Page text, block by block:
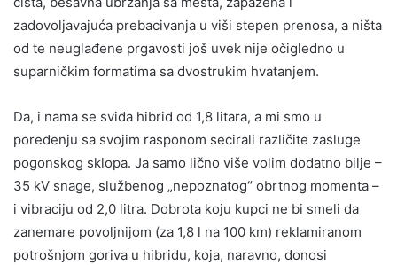
zadovoljavajuća prebacivanja u viši stepen prenosa, a ništa
od te neuglađene prgavosti još uvek nije očigledno u
suparničkim formatima sa dvostrukim hvatanjem.
Da, i nama se sviđa hibrid od 1,8 litara, a mi smo u
poređenju sa svojim rasponom secirali različite zasluge
pogonskog sklopa. Ja samo lično više volim dodatno bilje –
35 kV snage, službenog „nepoznatog“ obrtnog momenta –
i vibraciju od 2,0 litra. Dobrota koju kupci ne bi smeli da
zanemare povoljnijom (za 1,8 l na 100 km) reklamiranom
potrošnjom goriva u hibridu, koja, naravno, donosi